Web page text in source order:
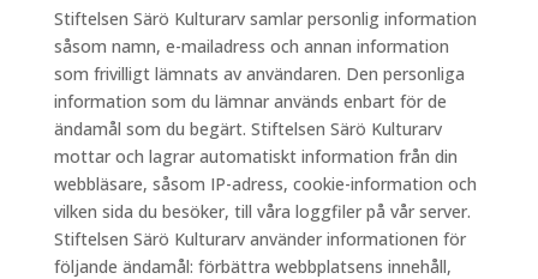
Stiftelsen Särö Kulturarv samlar personlig information
såsom namn, e-mailadress och annan information
som frivilligt lämnats av användaren. Den personliga
information som du lämnar används enbart för de
ändamål som du begärt. Stiftelsen Särö Kulturarv
mottar och lagrar automatiskt information från din
webbläsare, såsom IP-adress, cookie-information och
vilken sida du besöker, till våra loggfiler på vår server.
Stiftelsen Särö Kulturarv använder informationen för
följande ändamål: förbättra webbplatsens innehåll,